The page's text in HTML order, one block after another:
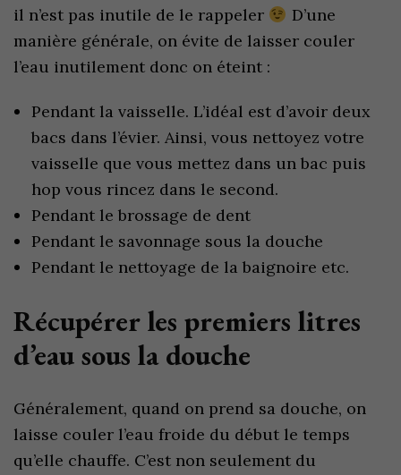
il n’est pas inutile de le rappeler
D’une
manière générale, on évite de laisser couler
l’eau inutilement donc on éteint :
Pendant la vaisselle. L’idéal est d’avoir deux
bacs dans l’évier. Ainsi, vous nettoyez votre
vaisselle que vous mettez dans un bac puis
hop vous rincez dans le second.
Pendant le brossage de dent
Pendant le savonnage sous la douche
Pendant le nettoyage de la baignoire etc.
Récupérer les premiers litres
d’eau sous la douche
Généralement, quand on prend sa douche, on
laisse couler l’eau froide du début le temps
qu’elle chauffe. C’est non seulement du